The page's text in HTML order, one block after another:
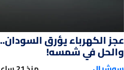
عجز الكهرباء يؤرق السودان..
والحل في شمسه!